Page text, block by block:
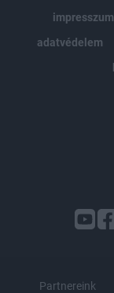
impresszum
adatvédelem
Partnereink